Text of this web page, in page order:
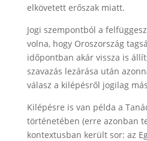
elkövetett erőszak miatt.
Jogi szempontból a
volna, hogy Oroszország
időpontban akár vissza is
szavazás lezárása után
válasz a kilépésről jogilag
Kilépésre is van példa a
történetében (erre azonban
kontextusban került sor: az